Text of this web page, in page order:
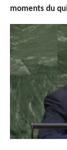
moments du